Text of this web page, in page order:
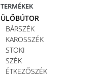
TERMÉKEK
ÜLŐBÚTOR
BÁRSZÉK
KAROSSZÉK
STOKI
SZÉK
ÉTKEZŐSZÉK